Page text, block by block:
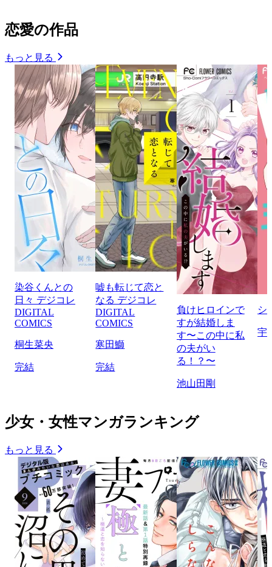
恋愛の作品
もっと見る
染谷くんとの
日々 デジコレ
DIGITAL
COMICS
桐生菜央
完結
嘘も転じて恋と
なる デジコレ
DIGITAL
COMICS
寒田鰤
完結
負けヒロインで
すが結婚しま
す〜この中に私
の夫がい
る！？〜
池山田剛
シ
宇
少女・女性マンガランキング
もっと見る